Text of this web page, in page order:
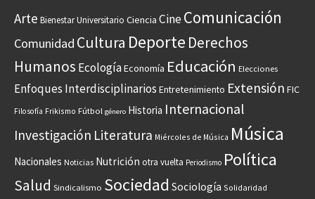
Arte Bienestar Universitario Ciencia CineComunicación
Comunidad Cultura Deporte Derechos
Humanos EcologíaEconomía Educación Elecciones
Enfoques Interdisciplinarios Entretenimiento Extensión FIC
Filosofía Frikismo Fútbol género Historia Internacional
Investigación Literatura Miércoles de Música Música
Nacionales Noticias Nutrición otra vuelta Periodismo Política
Salud Sindicalismo Sociedad Sociología Solidaridad